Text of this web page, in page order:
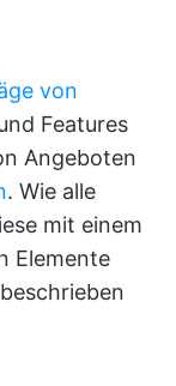
von
Features
Angeboten
. Wie alle
mit einem
Elemente